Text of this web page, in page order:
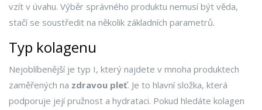
vzít v úvahu. Výběr správného produktu nemusí být věda,
stačí se soustředit na několik základních parametrů.
Typ kolagenu
Nejoblíbenější je typ I, který najdete v mnoha produktech
zaměřených na zdravou pleť. Je to hlavní složka, která
podporuje její pružnost a hydrataci. Pokud hledáte kolagen